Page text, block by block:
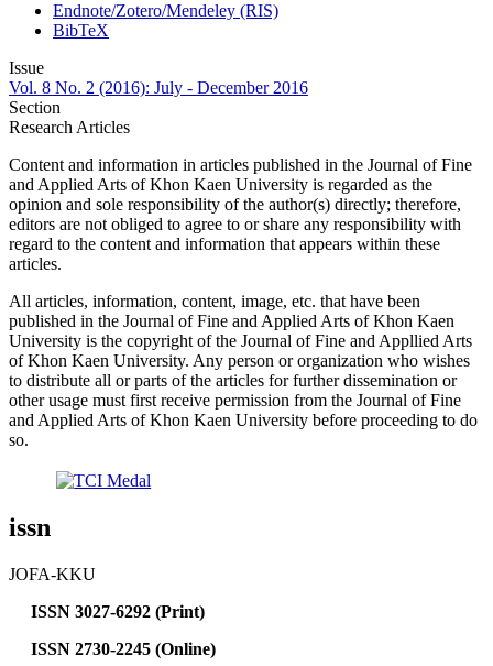
Endnote/Zotero/Mendeley (RIS)
BibTeX
Issue
Vol. 8 No. 2 (2016): July - December 2016
Section
Research Articles
Content and information in articles published in the Journal of Fine
and Applied Arts of Khon Kaen University is regarded as the
opinion and sole responsibility of the author(s) directly; therefore,
editors are not obliged to agree to or share any responsibility with
regard to the content and information that appears within these
articles.
All articles, information, content, image, etc. that have been
published in the Journal of Fine and Applied Arts of Khon Kaen
University is the copyright of the Journal of Fine and Appllied Arts
of Khon Kaen University. Any person or organization who wishes
to distribute all or parts of the articles for further dissemination or
other usage must first receive permission from the Journal of Fine
and Applied Arts of Khon Kaen University before proceeding to do
so.
issn
JOFA-KKU
ISSN 3027-6292 (Print)
ISSN 2730-2245 (Online)